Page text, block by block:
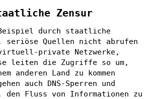
Zensur
Beispiel durch staatliche
seriöse Quellen nicht abrufen
private Netzwerke,
leiten die Zugriffe so um,
anderen Land zu kommen
auch DNS-Sperren und
den Fluss von Informationen zu